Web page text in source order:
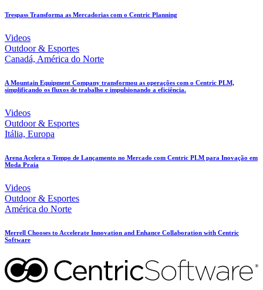
Trespass Transforma as Mercadorias com o Centric Planning
Videos
Outdoor & Esportes
Canadá, América do Norte
A Mountain Equipment Company transformou as operações com o Centric PLM,
simplificando os fluxos de trabalho e impulsionando a eficiência.
Videos
Outdoor & Esportes
Itália, Europa
Arena Acelera o Tempo de Lançamento no Mercado com Centric PLM para Inovação em
Moda Praia
Videos
Outdoor & Esportes
América do Norte
Merrell Chooses to Accelerate Innovation and Enhance Collaboration with Centric
Software